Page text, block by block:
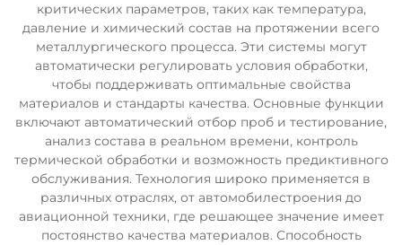
критических параметров, таких как температура,
давление и химический состав на протяжении всего
металлургического процесса. Эти системы могут
автоматически регулировать условия обработки,
чтобы поддерживать оптимальные свойства
материалов и стандарты качества. Основные функции
включают автоматический отбор проб и тестирование,
анализ состава в реальном времени, контроль
термической обработки и возможность предиктивного
обслуживания. Технология широко применяется в
различных отраслях, от автомобилестроения до
авиационной техники, где решающее значение имеет
постоянство качества материалов. Способность